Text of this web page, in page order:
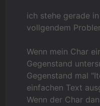
News &
ich stehe gerade
vollgendem
Wenn mein Char
Gegenstand
Gegenstand mal
einfachen Text
Wenn der Char